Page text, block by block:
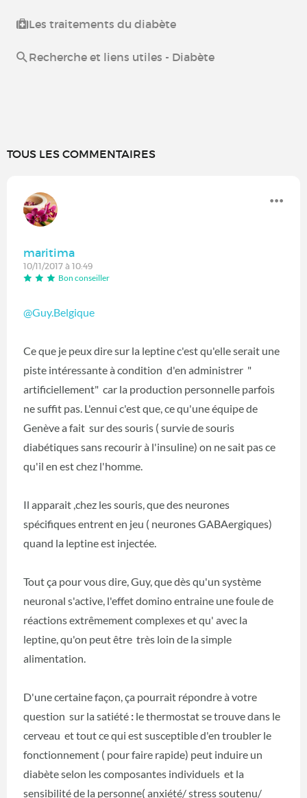
Les traitements du diabète
Recherche et liens utiles - Diabète
TOUS LES COMMENTAIRES
maritima
10/11/2017 à 10:49
Bon conseiller
@Guy.Belgique
Ce que je peux dire sur la leptine c'est qu'elle serait une
piste intéressante à condition d'en administrer "
artificiellement" car la production personnelle parfois
ne suffit pas. L'ennui c'est que, ce qu'une équipe de
Genève a fait sur des souris ( survie de souris
diabétiques sans recourir à l'insuline) on ne sait pas ce
qu'il en est chez l'homme.
Il apparait ,chez les souris, que des neurones
spécifiques entrent en jeu ( neurones GABAergiques)
quand la leptine est injectée.
Tout ça pour vous dire, Guy, que dès qu'un système
neuronal s'active, l'effet domino entraine une foule de
réactions extrêmement complexes et qu' avec la
leptine, qu'on peut être très loin de la simple
alimentation.
D'une certaine façon, ça pourrait répondre à votre
question sur la satiété : le thermostat se trouve dans le
cerveau et tout ce qui est susceptible d'en troubler le
fonctionnement ( pour faire rapide) peut induire un
diabète selon les composantes individuels et la
sensibilité de la personne( anxiété/ stress soutenu/